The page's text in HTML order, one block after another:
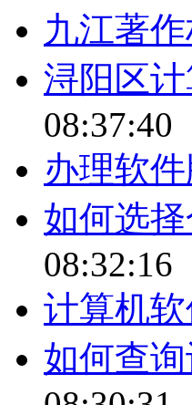
九江著
浔阳区
08:37:40
办理软
如何选
08:32:16
计算机
如何查